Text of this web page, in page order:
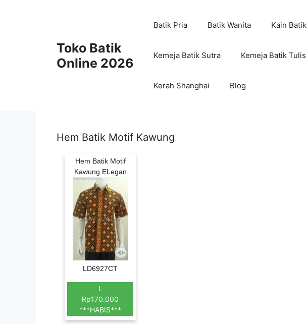
Toko Batik
Online 2026
Batik Pria Batik Wanita Kain Batik
Kemeja Batik Sutra Kemeja Batik Tulis
Kerah Shanghai Blog
Hem Batik Motif Kawung
Hem Batik Motif
Kawung ELegan
LD6927CT
L
Rp170.000
***HABIS***